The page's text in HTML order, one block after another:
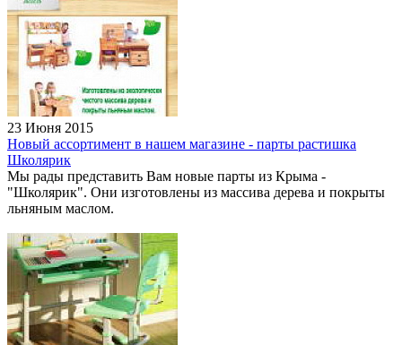
23 Июня 2015
Новый ассортимент в нашем магазине - парты растишка
Школярик
Мы рады представить Вам новые парты из Крыма -
"Школярик". Они изготовлены из массива дерева и покрыты
льняным маслом.